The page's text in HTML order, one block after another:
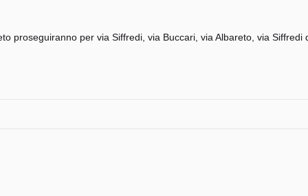
proseguiranno per via Siffredi, via Buccari, via Albareto, via Siffredi